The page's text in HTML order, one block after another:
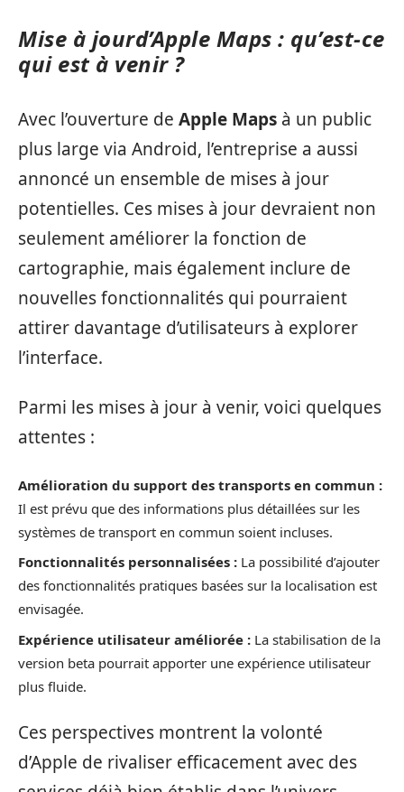
Mise à jourd’Apple Maps : qu’est-ce
qui est à venir ?
Avec l’ouverture de Apple Maps à un public
plus large via Android, l’entreprise a aussi
annoncé un ensemble de mises à jour
potentielles. Ces mises à jour devraient non
seulement améliorer la fonction de
cartographie, mais également inclure de
nouvelles fonctionnalités qui pourraient
attirer davantage d’utilisateurs à explorer
l’interface.
Parmi les mises à jour à venir, voici quelques
attentes :
Amélioration du support des transports en commun :
Il est prévu que des informations plus détaillées sur les
systèmes de transport en commun soient incluses.
Fonctionnalités personnalisées : La possibilité d’ajouter
des fonctionnalités pratiques basées sur la localisation est
envisagée.
Expérience utilisateur améliorée : La stabilisation de la
version beta pourrait apporter une expérience utilisateur
plus fluide.
Ces perspectives montrent la volonté
d’Apple de rivaliser efficacement avec des